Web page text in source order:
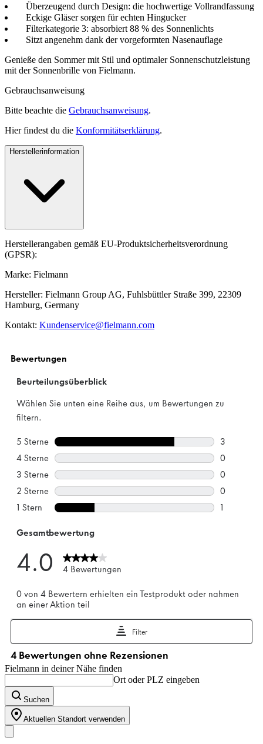
Überzeugend durch Design: die hochwertige Vollrandfassung
Eckige Gläser sorgen für echten Hingucker
Filterkategorie 3: absorbiert 88 % des Sonnenlichts
Sitzt angenehm dank der vorgeformten Nasenauflage
Genieße den Sommer mit Stil und optimaler Sonnenschutzleistung
mit der Sonnenbrille von Fielmann.
Gebrauchsanweisung
Bitte beachte die Gebrauchsanweisung.
Hier findest du die Konformitätserklärung.
Herstellerinformation
Herstellerangaben gemäß EU-Produktsicherheitsverordnung
(GPSR):
Marke: Fielmann
Hersteller: Fielmann Group AG, Fuhlsbüttler Straße 399, 22309
Hamburg, Germany
Kontakt: Kundenservice@fielmann.com
Fielmann in deiner Nähe finden
Ort oder PLZ eingeben
Suchen
Aktuellen Standort verwenden